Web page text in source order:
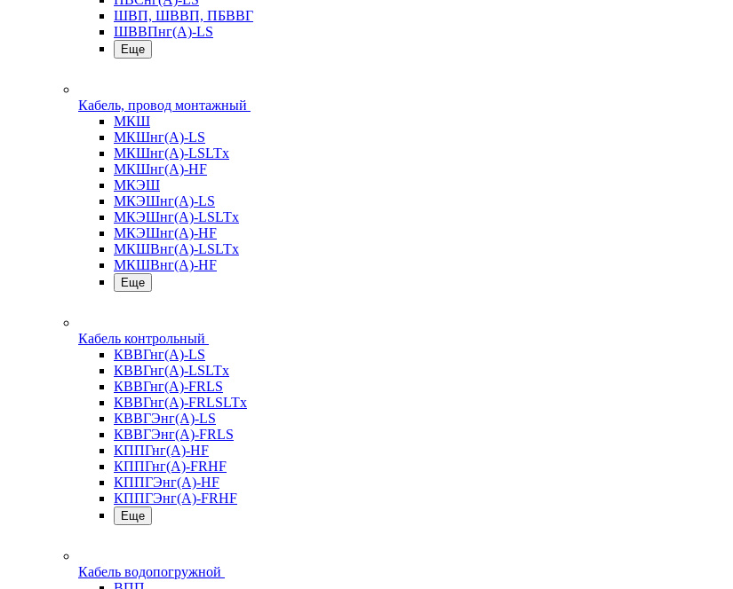
ШВП, ШВВП, ПБВВГ
ШВВПнг(А)-LS
Еще
Кабель, провод монтажный
МКШ
МКШнг(А)-LS
МКШнг(А)-LSLTx
МКШнг(А)-HF
МКЭШ
МКЭШнг(А)-LS
МКЭШнг(А)-LSLTx
МКЭШнг(А)-HF
МКШВнг(A)-LSLTx
МКШВнг(А)-HF
Еще
Кабель контрольный
КВВГнг(А)-LS
КВВГнг(А)-LSLTx
КВВГнг(А)-FRLS
КВВГнг(А)-FRLSLTx
КВВГЭнг(А)-LS
КВВГЭнг(А)-FRLS
КППГнг(А)-HF
КППГнг(А)-FRHF
КППГЭнг(А)-HF
КППГЭнг(А)-FRHF
Еще
Кабель водопогружной